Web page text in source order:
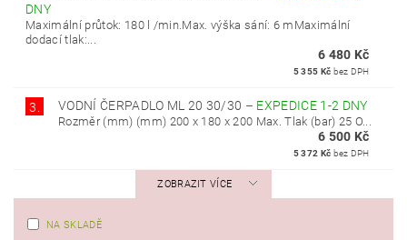
DNY
Maximální průtok: 180 l /min.Max. výška sání: 6 mMaximální
dodací tlak:...
6 480 Kč
5 355 Kč bez DPH
3. VODNÍ ČERPADLO ML 20 30/30 – EXPEDICE 1-2 DNY
Rozměr (mm) (mm) 200 x 180 x 200 Max. Tlak (bar) 25 O...
6 500 Kč
5 372 Kč bez DPH
ZOBRAZIT VÍCE
NA SKLADĚ